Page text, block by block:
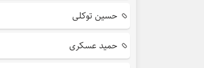
حسین توکلی
حمید عسکری